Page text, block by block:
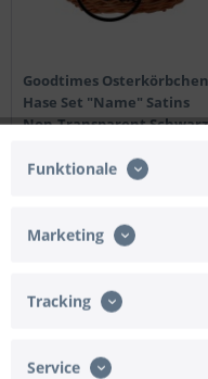
Goodtimes Osterkörbchen
Hase Set "Name" Satins
Non-Transparent Schwarz
TIPP!
Funktionale
Marketing
Tracking
Service